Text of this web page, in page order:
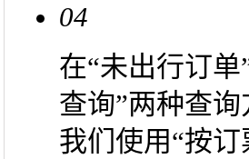
04
在“未出行订
查询”两种查
我们使用“按